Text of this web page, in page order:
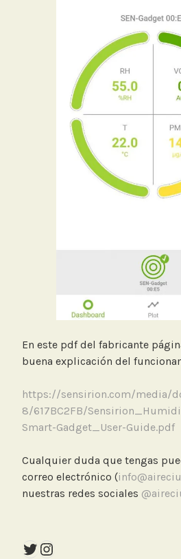
En este pdf del fabricante
buena explicación del
https://sensirion.com/media/
8/617BC2FB/
Smart-Gadget_User-Guide.pdf
Cualquier duda que tengas
correo electrónico (
nuestras redes sociales
Twitter
Instagram